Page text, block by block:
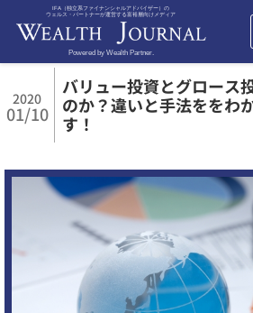
IFA（独立系ファイナンシャルアドバイザー）の
ウェルス・パートナーが運営する富裕層向けメディア
Powered by Wealth Partner.
2020
01/10
バリュー投資とグロース
のか？違いと手法ををわ
す！